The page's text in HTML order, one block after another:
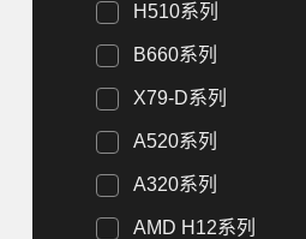
H510系列
B660系列
X79-D系列
A520系列
A320系列
AMD H12系列